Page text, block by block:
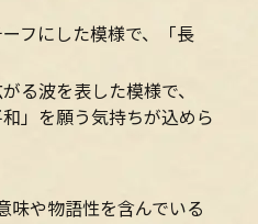
フにした模様で、「長
がる波を表した模様で、
」を願う気持ちが込めら
味や物語性を含んでいる